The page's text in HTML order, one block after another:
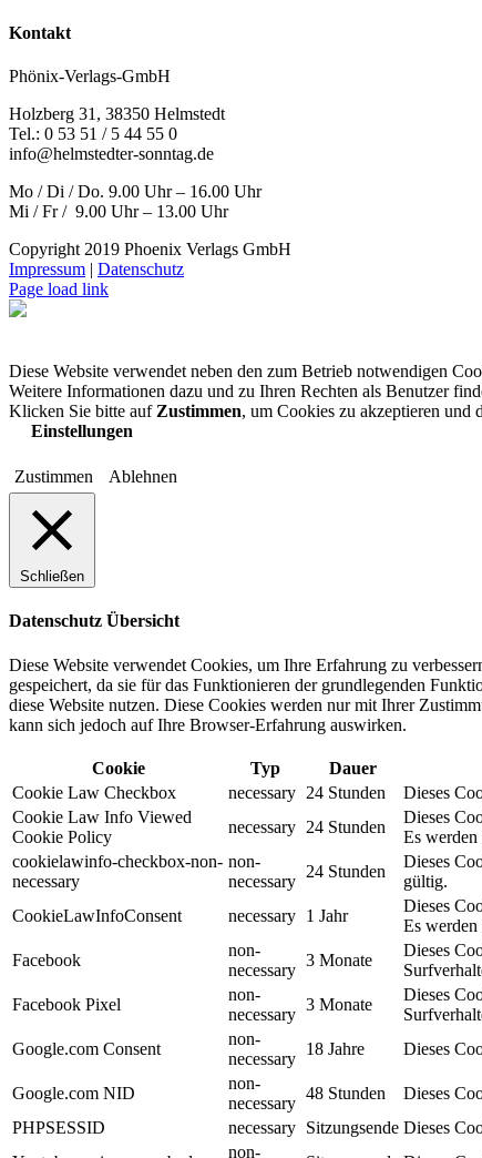
Kontakt
Phönix-Verlags-GmbH
Holzberg 31, 38350 Helmstedt
Tel.: 0 53 51 / 5 44 55 0
info@helmstedter-sonntag.de
Mo / Di / Do. 9.00 Uhr – 16.00 Uhr
Mi / Fr / 9.00 Uhr – 13.00 Uhr
Copyright 2019 Phoenix Verlags GmbH
Impressum | Datenschutz
Page load link
Diese Website verwendet neben den zum Betrieb notwendigen
Weitere Informationen dazu und zu Ihren Rechten als Benutzer
Klicken Sie bitte auf Zustimmen, um Cookies zu akzeptieren und
Einstellungen
Zustimmen Ablehnen
Schließen
Datenschutz Übersicht
Diese Website verwendet Cookies, um Ihre Erfahrung zu
gespeichert, da sie für das Funktionieren der grundlegenden
diese Website nutzen. Diese Cookies werden nur mit Ihrer
kann sich jedoch auf Ihre Browser-Erfahrung auswirken.
Cookie Typ Dauer
Cookie Law Checkbox
necessary 24 Stunden
Dieses
Cookie Law Info Viewed
Cookie Policy
necessary 24 Stunden
Dieses
Es werden
cookielawinfo-checkbox-non-
necessary
non-
necessary
24 Stunden
Dieses
gültig.
CookieLawInfoConsent
necessary 1 Jahr
Dieses
Es werden
Facebook
non-
necessary
3 Monate
Dieses
Facebook Pixel
non-
necessary
3 Monate
Dieses
Google.com Consent
non-
necessary
18 Jahre Dieses
Google.com NID
non-
necessary
48 Stunden
Dieses
PHPSESSID
necessary Sitzungsende Dieses
non-